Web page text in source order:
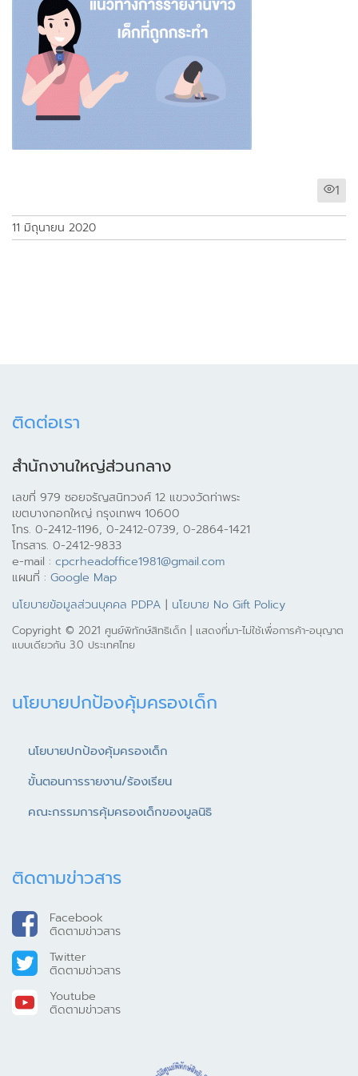
1
11 มิถุนายน 2020
ติดต่อเรา
สำนักงานใหญ่ส่วนกลาง
เลขที่ 979 ซอยจรัญสนิทวงศ์ 12 แขวงวัดท่าพระ
เขตบางกอกใหญ่ กรุงเทพฯ 10600
โทร. 0-2412-1196, 0-2412-0739, 0-2864-1421
โทรสาร. 0-2412-9833
e-mail : cpcrheadoffice1981@gmail.com
แผนที่ : Google Map
นโยบายข้อมูลส่วนบุคคล PDPA | นโยบาย No Gift Policy
Copyright © 2021 ศูนย์พิทักษ์สิทธิเด็ก | แสดงที่มา-ไม่ใช้เพื่อการค้า-อนุญาต
แบบเดียวกัน 3.0 ประเทศไทย
นโยบายปกป้องคุ้มครองเด็ก
นโยบายปกป้องคุ้มครองเด็ก
ขั้นตอนการรายงาน/ร้องเรียน
คณะกรรมการคุ้มครองเด็กของมูลนิธิ
ติดตามข่าวสาร
Facebook
ติดตามข่าวสาร
Twitter
ติดตามข่าวสาร
Youtube
ติดตามข่าวสาร